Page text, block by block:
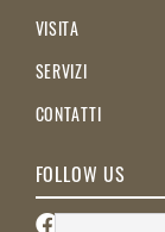
VISITA
SERVIZI
CONTATTI
FOLLOW US